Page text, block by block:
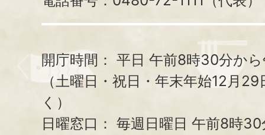
開庁時間： 平日 午前8時30分か
（土曜日・祝日・年末年始12月
く）
日曜窓口： 毎週日曜日 午前8時